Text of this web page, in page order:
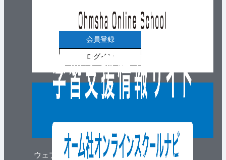
ウェブマガジン
会員登録
ログイン
ウェブショップ